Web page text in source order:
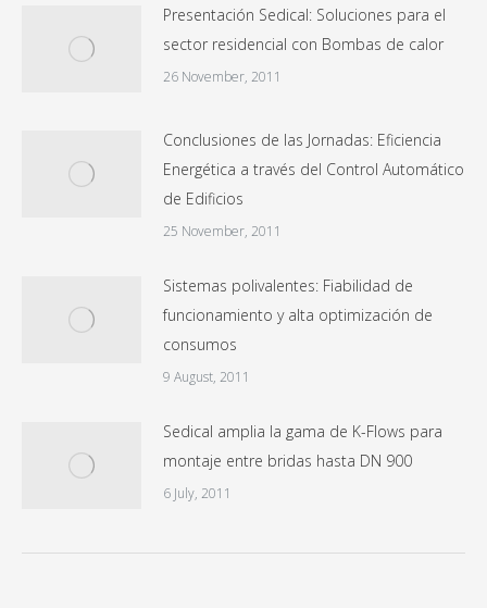
Presentación Sedical: Soluciones para el
sector residencial con Bombas de calor
26 November, 2011
Conclusiones de las Jornadas: Eficiencia
Energética a través del Control Automático
de Edificios
25 November, 2011
Sistemas polivalentes: Fiabilidad de
funcionamiento y alta optimización de
consumos
9 August, 2011
Sedical amplia la gama de K-Flows para
montaje entre bridas hasta DN 900
6 July, 2011